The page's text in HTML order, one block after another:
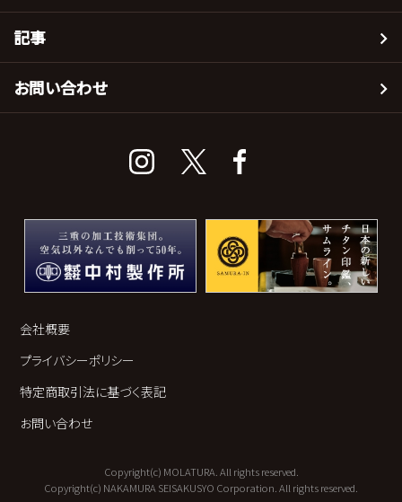
記事
お問い合わせ
会社概要
プライバシーポリシー
特定商取引法に基づく表記
お問い合わせ
Copyright(c) MOLATURA. All rights reserved.
Copyright(c) NAKAMURA SEISAKUSYO Corporation. All rights reserved.